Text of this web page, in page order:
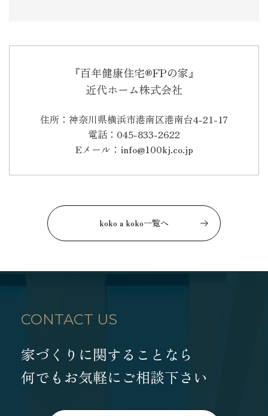
『百年健康住宅®FPの家』
近代ホーム株式会社
住所：神奈川県横浜市港南区港南台4-21-17
電話：045-833-2622
Eメール：info@100kj.co.jp
koko a koko一覧へ
CONTACT US
家づくりに関することなら
何でもお気軽にご相談下さい